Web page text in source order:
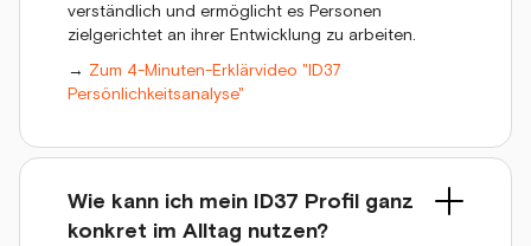
verständlich und ermöglicht es Personen
zielgerichtet an ihrer Entwicklung zu arbeiten.
→ Zum 4-Minuten-Erklärvideo "ID37
Persönlichkeitsanalyse"
Wie kann ich mein ID37 Profil ganz
konkret im Alltag nutzen?